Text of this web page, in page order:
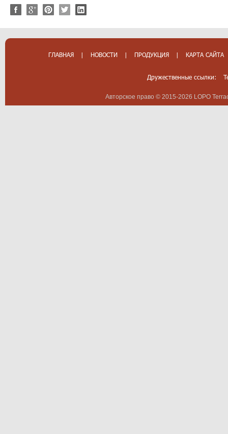
ГЛАВНАЯ | НОВОСТИ | ПРОДУКЦИЯ | КАРТА САЙТА
Дружественные ссылки:
Авторское право © 2015-2026 LOPO